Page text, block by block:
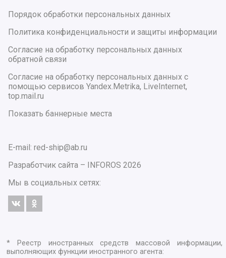
Порядок обработки персональных данных
Политика конфиденциальности и защиты информации
Согласие на обработку персональных данных
обратной связи
Согласие на обработку персональных данных с
помощью сервисов Yandex.Metrika, LiveInternet,
top.mail.ru
Показать баннерные места
E-mail: red-ship@ab.ru
Разработчик сайта –
INFOROS 2026
Мы в социальных сетях:
* Реестр иностранных средств массовой информации,
выполняющих функции иностранного агента: